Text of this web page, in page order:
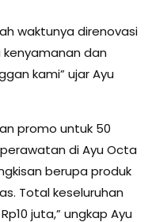
waktunya direnovasi
dan
kami” ujar Ayu
promo untuk 50
di Ayu Octa
berupa produk
Total keseluruhan
juta,” ungkap Ayu